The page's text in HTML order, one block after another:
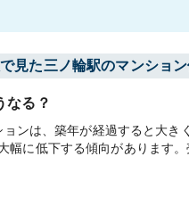
見た三ノ輪駅のマンショ
なる？
ンは、築年が経過すると大
幅に低下する傾向があります